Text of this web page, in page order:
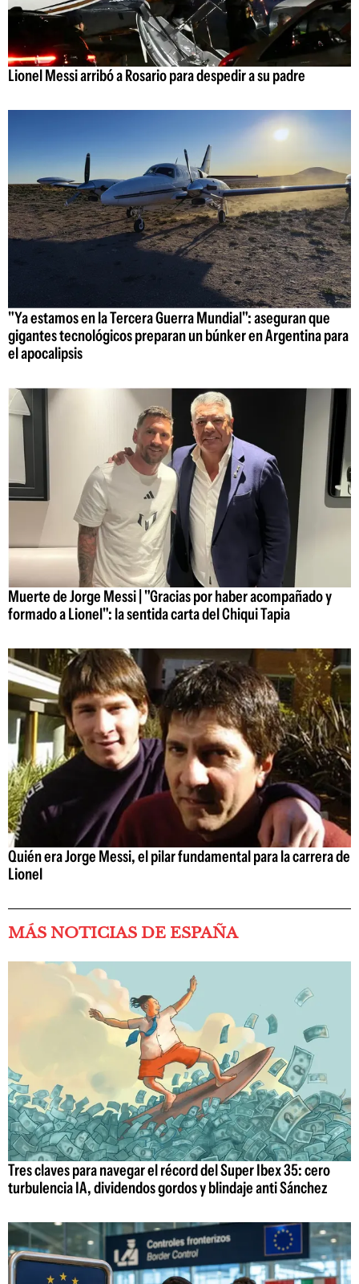
Lionel Messi arribó a Rosario para despedir a su padre
"Ya estamos en la Tercera Guerra Mundial": aseguran que
gigantes tecnológicos preparan un búnker en Argentina para
el apocalipsis
Muerte de Jorge Messi | "Gracias por haber acompañado y
formado a Lionel": la sentida carta del Chiqui Tapia
Quién era Jorge Messi, el pilar fundamental para la carrera de
Lionel
MÁS NOTICIAS DE ESPAÑA
Tres claves para navegar el récord del Super Ibex 35: cero
turbulencia IA, dividendos gordos y blindaje anti Sánchez